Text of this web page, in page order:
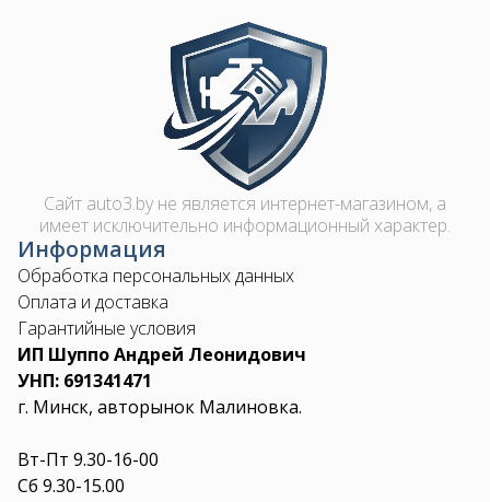
Image
Сайт auto3.by не является интернет-магазином, а
имеет исключительно информационный характер.
Информация
Обработка персональных данных
Оплата и доставка
Гарантийные условия
ИП Шуппо Андрей Леонидович
УНП: 691341471
г. Минск, авторынок Малиновка.
Вт-Пт 9.30-16-00
Сб 9.30-15.00